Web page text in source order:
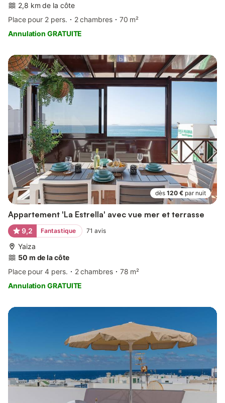
2,8 km de la côte
Place pour 2 pers.
2 chambres
70 m²
Annulation GRATUITE
dès 120 € par nuit
Appartement 'La Estrella' avec vue mer et terrasse
9,2 Fantastique 71 avis
Yaiza
50 m de la côte
Place pour 4 pers.
2 chambres
78 m²
Annulation GRATUITE